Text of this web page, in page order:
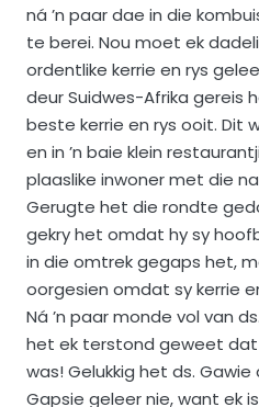
ná ’n paar dae in die
te berei. Nou moet ek
ordentlike kerrie en rys
deur Suidwes-Afrika gereis
beste kerrie en rys ooit. Dit
en in ’n baie klein
plaaslike inwoner met die
Gerugte het die rondte
gekry het omdat hy sy
in die omtrek gegaps het,
oorgesien omdat sy kerrie
Ná ’n paar monde vol van
het ek terstond geweet
was! Gelukkig het ds.
Gapsie geleer nie, want ek